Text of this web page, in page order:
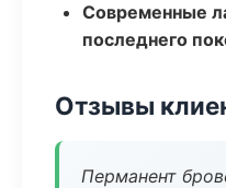
Современные
последнего
Отзывы
Перманент